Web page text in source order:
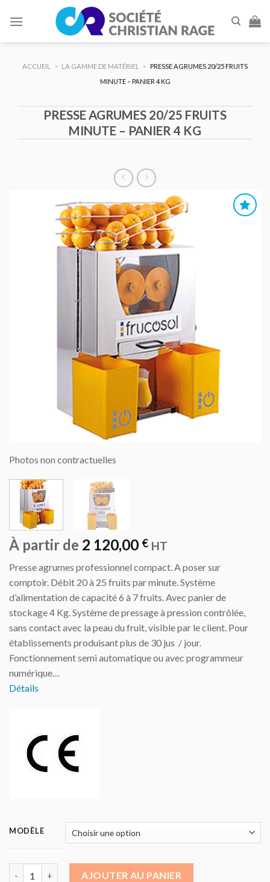
ACCUEIL > LA GAMME DE MATÉRIEL > PRESSE AGRUMES 20/25 FRUITS
MINUTE – PANIER 4 KG
PRESSE AGRUMES 20/25 FRUITS
MINUTE – PANIER 4 KG
Photos non contractuelles
À partir de 2 120,00 € HT
Presse agrumes professionnel compact. A poser sur
comptoir. Débit 20 à 25 fruits par minute. Système
d’alimentation de capacité 6 à 7 fruits. Avec panier de
stockage 4 Kg. Système de pressage à pression contrôlée,
sans contact avec la peau du fruit, visible par le client. Pour
établissements produisant plus de 30 jus / jour.
Fonctionnement semi automatique ou avec programmeur
numérique…
Détails
MODÈLE
AJOUTER AU PANIER